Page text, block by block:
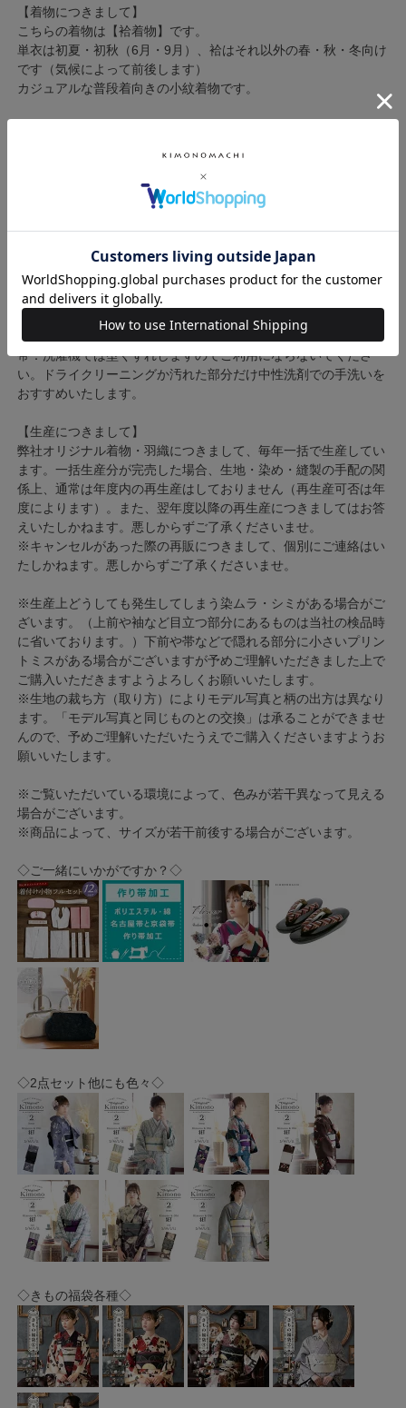
【着物につきまして】
こちらの着物は【袷着物】です。
単衣は初夏・初秋（6月・9月）、袷はそれ以外の春・秋・冬向け
です（気候によって前後します）
カジュアルな普段着向きの小紋着物です。
長さは3m80cmなので二重太鼓はできません。
一重太鼓や変わり結びをお楽しみいただけます。
※端は熱圧着して中に折り込んでおります。圧着部分に力をかけ
ると開いてしまいますので力をかけないでください。
着物・羽織：ご家庭でお洗濯していただけます。
帯：洗濯機では型くずれしますのでご利用にならないでくださ
い。ドライクリーニングか汚れた部分だけ中性洗剤での手洗いを
おすすめいたします。
【生産につきまして】
弊社オリジナル着物・羽織につきまして、毎年一括で生産してい
ます。一括生産分が完売した場合、生地・染め・縫製の手配の関
係上、通常は年度内の再生産はしておりません（再生産可否は年
度によります）。また、翌年度以降の再生産につきましてはお答
えいたしかねます。悪しからずご了承くださいませ。
※キャンセルがあった際の再販につきまして、個別にご連絡はい
たしかねます。悪しからずご了承くださいませ。
※生産上どうしても発生してしまう染ムラ・シミがある場合がご
ざいます。（上前や袖など目立つ部分にあるものは当社の検品時
に省いております。）下前や帯などで隠れる部分に小さいプリン
トミスがある場合がございますが予めご理解いただきました上で
ご購入いただきますようよろしくお願いいたします。
※生地の裁ち方（取り方）によりモデル写真と柄の出方は異なり
ます。「モデル写真と同じものとの交換」は承ることができませ
んので、予めご理解いただいたうえでご購入くださいますようお
願いいたします。
※ご覧いただいている環境によって、色みが若干異なって見える
場合がございます。
※商品によって、サイズが若干前後する場合がございます。
◇ご一緒にいかがですか？◇
◇2点セット他にも色々◇
◇きもの福袋各種◇